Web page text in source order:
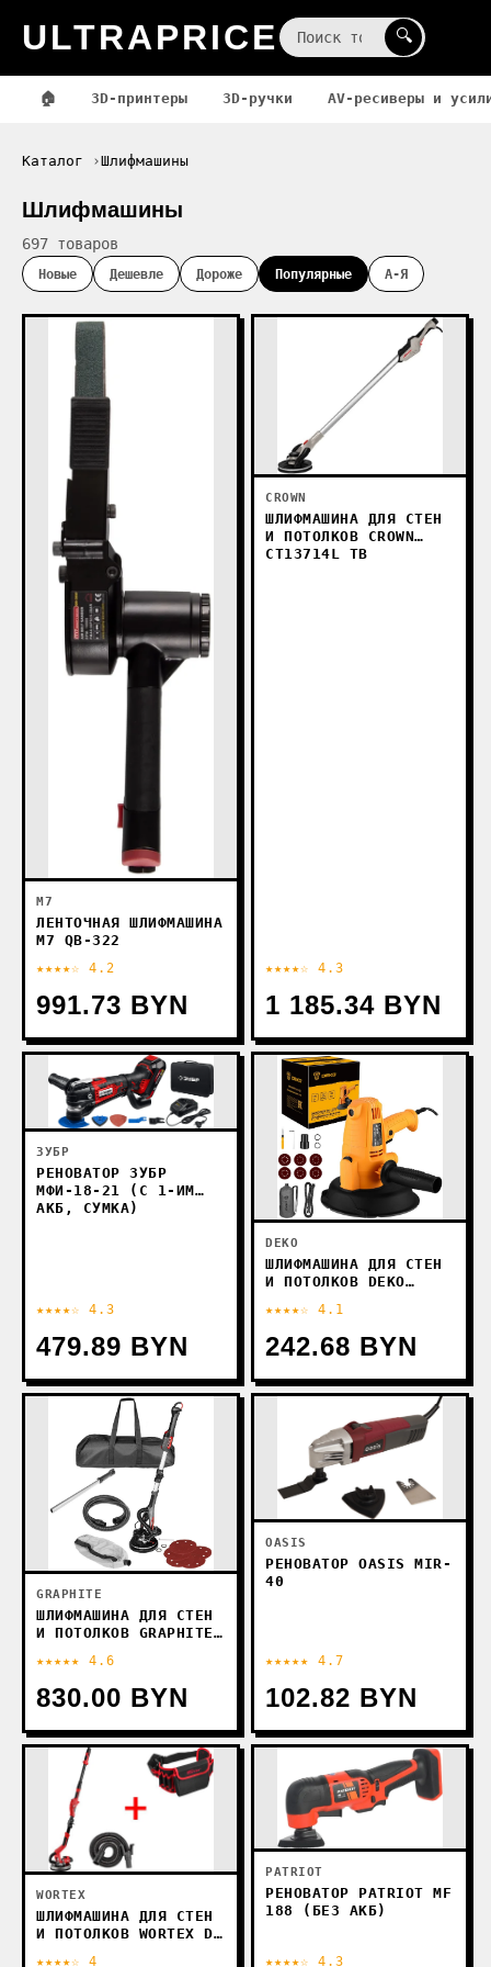
ULTRAPRICE 🔍
🏠 3D-принтеры 3D-ручки AV-ресиверы и
Каталог Шлифмашины
Шлифмашины
697 товаров
Новые Дешевле Дороже Популярные А-Я
M7
ЛЕНТОЧНАЯ ШЛИФМАШИНА
M7 QB-322
★★★★☆ 4.2
991.73 BYN
CROWN
ШЛИФМАШИНА ДЛЯ СТЕН
И ПОТОЛКОВ CROWN
CT13714L TB
★★★★☆ 4.3
1 185.34 BYN
ЗУБР
РЕНОВАТОР ЗУБР
МФИ-18-21 (С 1-ИМ
АКБ, СУМКА)
★★★★☆ 4.3
479.89 BYN
DEKO
ШЛИФМАШИНА ДЛЯ СТЕН
И ПОТОЛКОВ DEKO
★★★★☆ 4.1
242.68 BYN
GRAPHITE
ШЛИФМАШИНА ДЛЯ СТЕН
И ПОТОЛКОВ GRAPHITE
★★★★★ 4.6
830.00 BYN
OASIS
РЕНОВАТОР OASIS MIR-
40
★★★★★ 4.7
102.82 BYN
WORTEX
ШЛИФМАШИНА ДЛЯ СТЕН
И ПОТОЛКОВ WORTEX DG
★★★★☆ 4
PATRIOT
РЕНОВАТОР PATRIOT MF
188 (БЕЗ АКБ)
★★★★☆ 4.3